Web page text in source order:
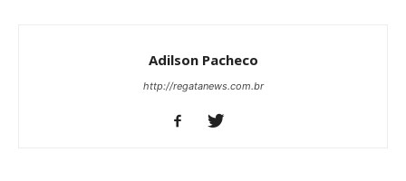
Adilson Pacheco
http://regatanews.com.br